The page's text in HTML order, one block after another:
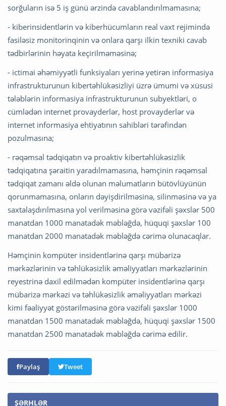
sorğuların isə 5 iş günü ərzində cavablandırılmamasına;
- kiberinsidentlərin və kiberhücumların real vaxt rejimində
fasiləsiz monitorinqinin və onlara qarşı ilkin texniki cavab
tədbirlərinin həyata keçirilməməsinə;
- ictimai əhəmiyyətli funksiyaları yerinə yetirən informasiya
infrastrukturunun kibertəhlükəsizliyi üzrə ümumi və xüsusi
tələblərin informasiya infrastrukturunun subyektləri, o
cümlədən internet provayderlər, host provayderlər və
internet informasiya ehtiyatının sahibləri tərəfindən
pozulmasına;
- rəqəmsal tədqiqatın və proaktiv kibertəhlükəsizlik
tədqiqatına şəraitin yaradılmamasına, həmçinin rəqəmsal
tədqiqat zamanı əldə olunan məlumatların bütövlüyünün
qorunmamasına, onların dəyişdirilməsinə, silinməsinə və ya
saxtalaşdırılmasına yol verilməsinə görə vəzifəli şəxslər 500
manatdan 1000 manatadək məbləğdə, hüquqi şəxslər 100
manatdan 2000 manatadək məbləğdə cərimə olunacaqlar.
Həmçinin kompüter insidentlərinə qarşı mübarizə
mərkəzlərinin və təhlükəsizlik əməliyyatları mərkəzlərinin
reyestrinə daxil edilmədən kompüter insidentlərinə qarşı
mübarizə mərkəzi və təhlükəsizlik əməliyyatları mərkəzi
kimi fəaliyyət göstərilməsinə görə vəzifəli şəxslər 1000
manatdan 1500 manatadək məbləğdə, hüquqi şəxslər 1500
manatdan 2500 manatadək məbləğdə cərimə edilir.
Paylaş Tweet
ŞƏRHLƏR